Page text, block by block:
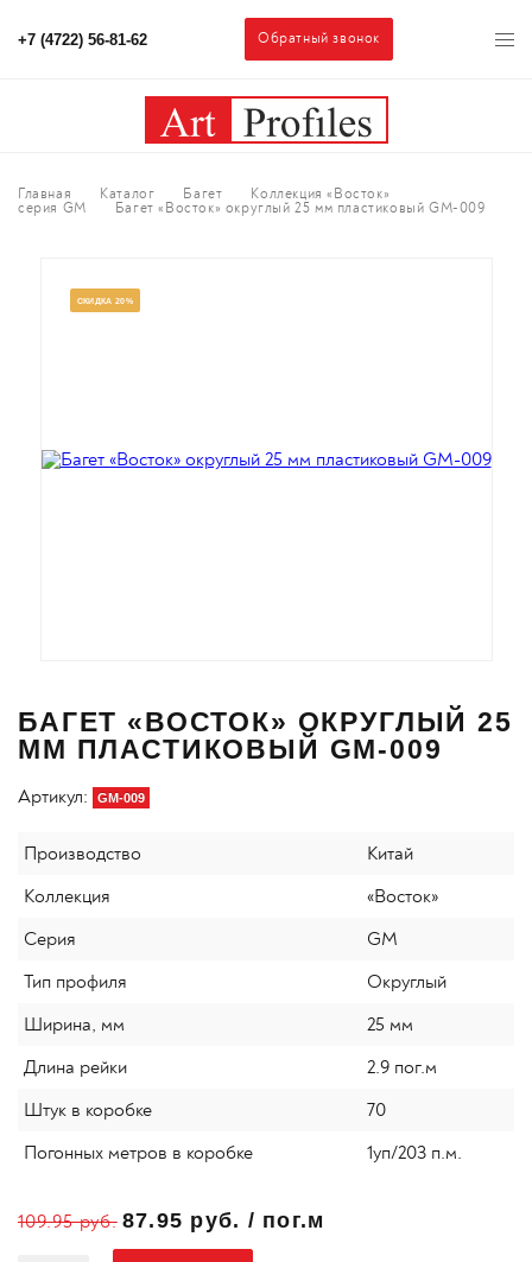
+7 (4722) 56-81-62 Обратный звонок
Главная Каталог Багет
Коллекция «Восток»
серия GM
Багет «Восток» округлый 25 мм пластиковый GM-009
СКИДКА 20%
БАГЕТ «ВОСТОК» ОКРУГЛЫЙ 25
ММ ПЛАСТИКОВЫЙ GM-009
Артикул: GM-009
Производство
Китай
Коллекция
«Восток»
Серия
GM
Тип профиля
Округлый
Ширина, мм
25 мм
Длина рейки
2.9 пог.м
Штук в коробке
70
Погонных метров в коробке
1уп/203 п.м.
109.95 руб. 87.95 руб. / пог.м